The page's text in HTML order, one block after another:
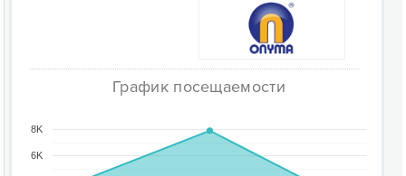
График посещаемости
6K
8K